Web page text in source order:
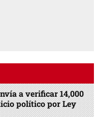
a verificar 14,000
político por Ley